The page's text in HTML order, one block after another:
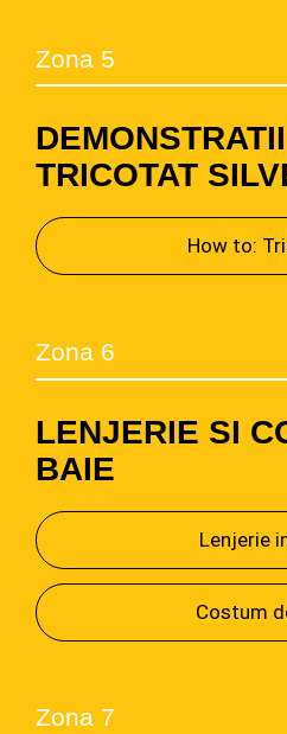
Zona 5
TRICOTAT
How to:
Zona 6
LENJERIE SI
BAIE
Lenjerie
Costum
Zona 7